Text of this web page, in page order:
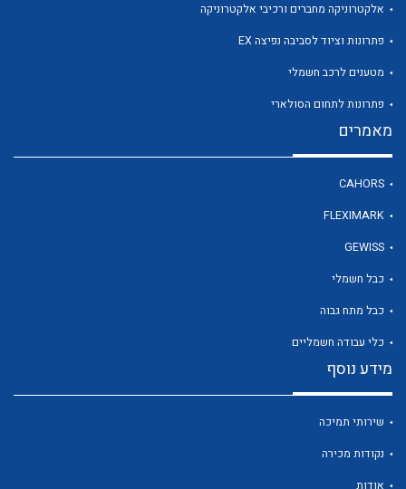
לכל מוצרי היצרן
אלקטרוניקה מחברים ורכיבי אלקטרוניקה
פתרונות וציוד לסביבה נפיצה EX
מטענים לרכב חשמלי
פתרונות לתחום הסולארי
מאמרים
CAHORS
FLEXIMARK
GEWISS
כבל חשמלי
כבל מתח גבוה
כלי עבודה חשמליים
מידע נוסף
שירותי תמיכה
נקודות מכירה
אודות